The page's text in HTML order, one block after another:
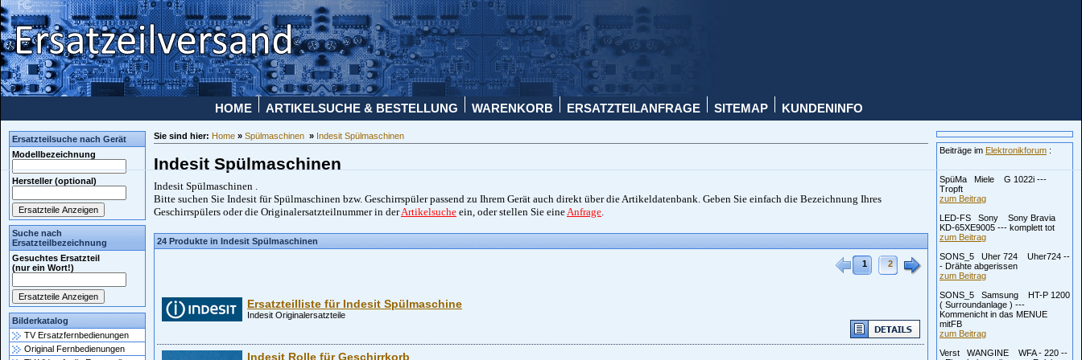
HOME ARTIKELSUCHE & BESTELLUNG WARENKORB ERSATZTEILANFRAGE SITEMAP KUNDENINFO
Ersatzteilsuche nach Gerät
Modellbezeichnung
Hersteller (optional)
Suche nach
Ersatzteilbezeichnung
Gesuchtes Ersatzteil
(nur ein Wort!)
Bilderkatalog
TV Ersatzfernbedienungen
Original Fernbedienungen
Sie sind hier: Home » Spülmaschinen » Indesit Spülmaschinen
Indesit Spülmaschinen
Indesit Spülmaschinen .
Bitte suchen Sie Indesit für Spülmaschinen bzw. Geschirrspüler passend zu Ihrem Gerät auch direkt über die Artikeldatenbank. Geben Sie einfach die Bezeichnung Ihres
Geschirrspülers oder die Originalersatzteilnummer in derArtikelsuche ein, oder stellen Sie eineAnfrage.
24 Produkte in Indesit Spülmaschinen
1 2
Ersatzteilliste für Indesit Spülmaschine
Indesit Originalersatzteile
Indesit Rolle für Geschirrkorb
Beiträge im Elektronikforum :
SpüMa Miele G 1022i ---
Tropft
zum Beitrag
LED-FS Sony Sony Bravia
KD-65XE9005 --- komplett tot
zum Beitrag
SONS_5 Uher 724 Uher724 --
- Drähte abgerissen
zum Beitrag
SONS_5 Samsung HT-P 1200
( Surroundanlage ) ---
Kommenicht in das MENUE
mitFB
zum Beitrag
Verst WANGINE WFA - 220 --